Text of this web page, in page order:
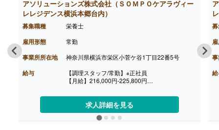
アソリューションズ株式会社（ＳＯＭＰＯケアラヴィー
レレジデンス横浜本郷台内）
募集職種 栄養士
雇用形態 常勤
事業所所在地 神奈川県横浜市栄区小菅ケ谷1丁目22番5号
給与
【調理スタッフ/常勤】※正社員
【月給】216,000円-225,800円
・基本給
・精皆勤手当 6,000円（規定あり）
・職務手当 4,000円
・働きがい向上手当 10,000円
求人詳細を見る